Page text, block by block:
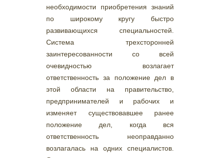
необходимости приобретения знаний
по широкому кругу быстро
развивающихся специальностей.
Система трехсторонней
заинтересованности со всей
очевидностью возлагает
ответственность за положение дел в
этой области на правительство,
предпринимателей и рабочих и
изменяет существовавшее ранее
положение дел, когда вся
ответственность неоправданно
возлагалась на одних специалистов.